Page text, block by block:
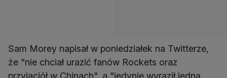
Sam Morey napisał w poniedziałek na Twitterze,
że "nie chciał urazić fanów Rockets oraz
przyjaciół w Chinach", a "jedynie wyraził jedną